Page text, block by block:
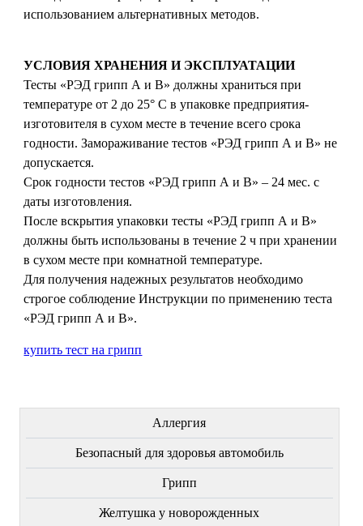
использованием альтернативных методов.
УСЛОВИЯ ХРАНЕНИЯ И ЭКСПЛУАТАЦИИ
Тесты «РЭД грипп А и В» должны храниться при
температуре от 2 до 25° С в упаковке предприятия-
изготовителя в сухом месте в течение всего срока
годности. Замораживание тестов «РЭД грипп А и В» не
допускается.
Срок годности тестов «РЭД грипп А и В» – 24 мес. с
даты изготовления.
После вскрытия упаковки тесты «РЭД грипп А и В»
должны быть использованы в течение 2 ч при хранении
в сухом месте при комнатной температуре.
Для получения надежных результатов необходимо
строгое соблюдение Инструкции по применению теста
«РЭД грипп А и В».
купить тест на грипп
Аллергия
Безопасный для здоровья автомобиль
Грипп
Желтушка у новорожденных